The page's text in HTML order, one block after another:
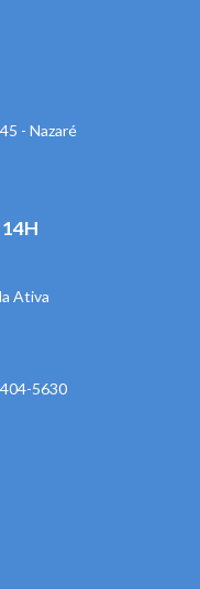
- Nazaré
Ativa
5630